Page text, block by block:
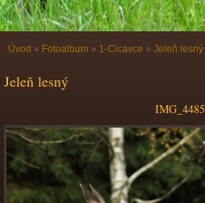
Úvod » Fotoalbum » 1-Cicavce » Jeleň lesný
Jeleň lesný
IMG_4485